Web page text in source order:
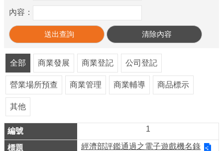
訊
息
關
介
紹
業
資
訊
內容：
全部 商業發展 商業登記 公司登記
營業場所預查 商業管理 商業輔導 商品標示
其他
1
經濟部評鑑通過之電子遊戲機名錄